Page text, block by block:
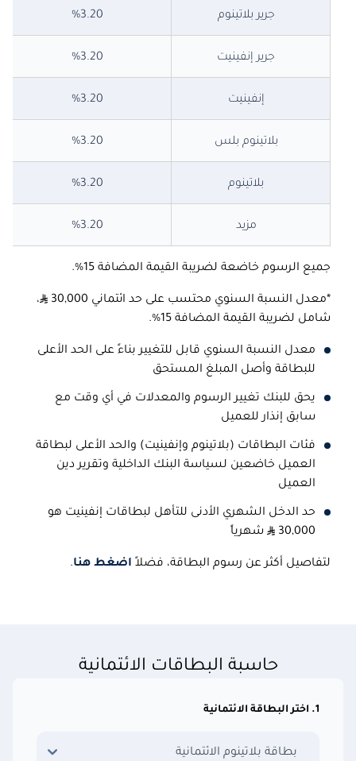
جرير بلاتينوم %3.20
جرير إنفينيت %3.20
إنفينيت %3.20
بلاتينوم بلس %3.20
بلاتينوم %3.20
مزيد %3.20
جميع الرسوم خاضعة لضريبة القيمة المضافة 15%.
*معدل النسبة السنوي محتسب على حد ائتماني 30,000
،
شامل لضريبة القيمة المضافة 15%.
معدل النسبة السنوي قابل للتغيير بناءً على الحد الأعلى
للبطاقة وأصل المبلغ المستحق
يحق للبنك تغيير الرسوم والمعدلات في أي وقت مع
سابق إنذار للعميل
فئات البطاقات (بلاتينوم وإنفينيت) والحد الأعلى لبطاقة
العميل خاضعين لسياسة البنك الداخلية وتقرير دين
العميل
حد الدخل الشهري الأدنى للتأهل لبطاقات إنفينيت هو
30,000
شهرياً
لتفاصيل أكثر عن رسوم البطاقة، فضلاً اضغط هنا.
حاسبة البطاقات الائتمانية
1. اختر البطاقة الائتمانية
بطاقة بلاتينوم الائتمانية